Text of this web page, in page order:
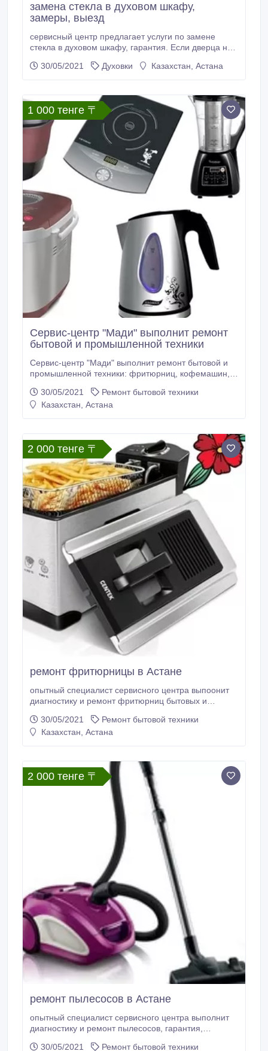
замена стекла в духовом шкафу,
замеры, выезд
сервисный центр предлагает услуги по замене
стекла в духовом шкафу, гарантия. Если дверца не
дальше наши заботы. Выполняем замеры,
30/05/2021 Духовки Казахстан, Астана
1 000 тенге 〒
Сервис-центр "Мади" выполнит ремонт
бытовой и промышленной техники
Сервис-центр "Мади" выполнит ремонт бытовой и
промышленной техники: фритюрниц, кофемашин,
утюгов, парогенераторов, музыкальных центров,
пылесосов, чайников, усилителей, стиральных
автомобильных зарядных устройств, телевизоров,
тепловых завес, холодильников, радиоигрушек,
духовок, стригальных машин, блендеров,
соковыжималок, увлажнители воздуха, вытяжки,
светодиодные устройства, компьютеры, ноутбуки,
бытовые вентиляторы, электроплиты, Сабвуферы,
электронасосы, стригальные машины, электронные
весы, тепловые пушки, обогреватели,
микроволновки, индукционные плиты, блоки
аппараты.
30/05/2021
Ремонт бытовой техники
Казахстан, Астана
2 000 тенге 〒
ремонт фритюрницы в Астане
опытный специалист сервисного центра выпоонит
диагностику и ремонт фритюрниц бытовых и
и диагностика бесплатно. Гарантия..
30/05/2021
Ремонт бытовой техники
Казахстан, Астана
2 000 тенге 〒
ремонт пылесосов в Астане
опытный специалист сервисного центра выполнит
диагностику и ремонт пылесосов, гарантия,
30/05/2021
Ремонт бытовой техники